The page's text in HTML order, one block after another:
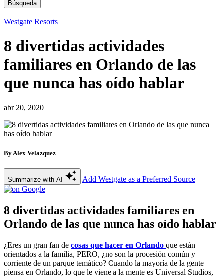
Westgate Resorts
8 divertidas actividades
familiares en Orlando de las
que nunca has oído hablar
abr 20, 2020
By Alex Velazquez
Summarize with AI Add Westgate as a Preferred Source
8 divertidas actividades familiares en
Orlando de las que nunca has oído hablar
¿Eres un gran fan de cosas que hacer en Orlando que están
orientados a la familia, PERO, ¿no son la procesión común y
corriente de un parque temático? Cuando la mayoría de la gente
piensa en Orlando, lo que le viene a la mente es Universal Studios,